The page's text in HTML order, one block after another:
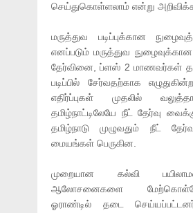
செய்துகொள்ளலாம் என்று
மருத்துவ படிப்புக்கான
எனப்படும் மருத்துவ
தேர்வினை, ப்ளஸ் 2 மாணவர்கள்
படிப்பில் சேர்வதற்காக
எதிர்ப்புகள் முதலில்
தமிழ்நாட்டிலேயே நீட் தேர்வு
தமிழ்நாடு முழுவதும் நீட்
மையங்கள் பெருகின.
முறையான கல்வி
ஆலோசனைகளை
ஓராண்டில் தடை